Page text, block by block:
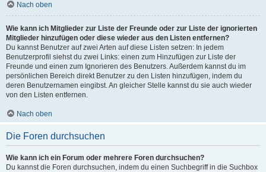
Nach oben
Wie kann ich Mitglieder zur Liste der Freunde oder zur Liste der ignorierten
Mitglieder hinzufügen oder diese wieder aus den Listen entfernen?
Du kannst Benutzer auf zwei Arten auf diese Listen setzen: In jedem
Benutzerprofil siehst du zwei Links: einen zum Hinzufügen zur Liste der
Freunde und einen zum Ignorieren des Benutzers. Außerdem kannst du im
persönlichen Bereich direkt Benutzer zu den Listen hinzufügen, indem du
deren Benutzernamen eingibst. An gleicher Stelle kannst du sie auch wieder
von den Listen entfernen.
Nach oben
Die Foren durchsuchen
Wie kann ich ein Forum oder mehrere Foren durchsuchen?
Du kannst die Foren durchsuchen, indem du einen Suchbegriff in die Suchbox